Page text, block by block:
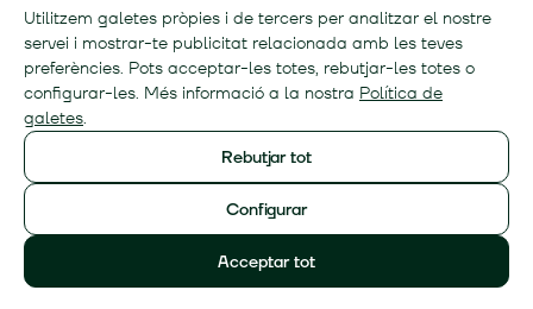
Utilitzem galetes pròpies i de tercers per analitzar el nostre
servei i mostrar-te publicitat relacionada amb les teves
preferències. Pots acceptar-les totes, rebutjar-les totes o
configurar-les. Més informació a la nostra Política de
galetes.
Rebutjar tot
Configurar
Acceptar tot